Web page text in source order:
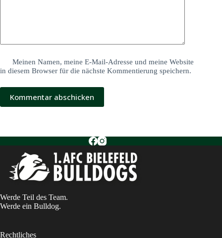
Meinen Namen, meine E-Mail-Adresse und meine Website
in diesem Browser für die nächste Kommentierung speichern.
Kommentar abschicken
Werde Teil des Team.
Werde ein Bulldog.
Rechtliches